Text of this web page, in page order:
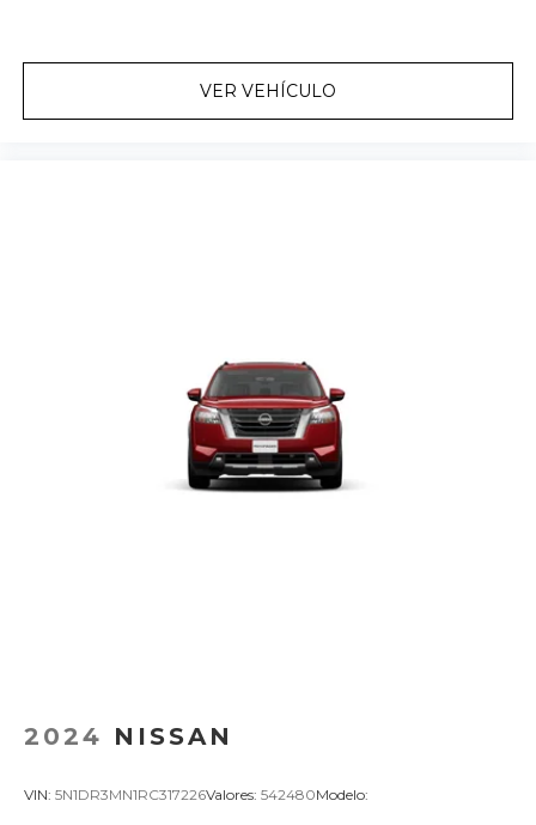
VER VEHÍCULO
2024 NISSAN
VIN: 5N1DR3MN1RC317226Valores: 542480Modelo: